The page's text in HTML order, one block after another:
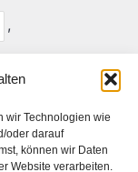
wir Technologien wie
oder darauf
können wir Daten
Website verarbeiten.
,